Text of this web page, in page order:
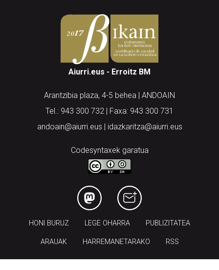
Aiurri.eus - Erroitz BM
Arantzibia plaza, 4-5 behea | ANDOAIN
Tel.: 943 300 732 | Faxa: 943 300 731
andoain@aiurri.eus | idazkaritza@aiurri.eus
Codesyntaxek garatua
HONI BURUZ LEGE OHARRA PUBLIZITATEA
ARAUAK HARREMANETARAKO RSS